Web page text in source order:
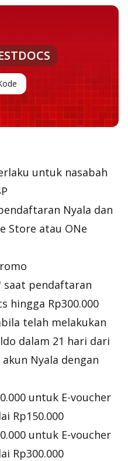
untuk nasabah
Nyala dan
Store atau ONe
saat pendaftaran
hingga Rp300.000
telah melakukan
dalam 21 hari dari
Nyala dengan
untuk E-voucher
Rp150.000
untuk E-voucher
Rp300.000